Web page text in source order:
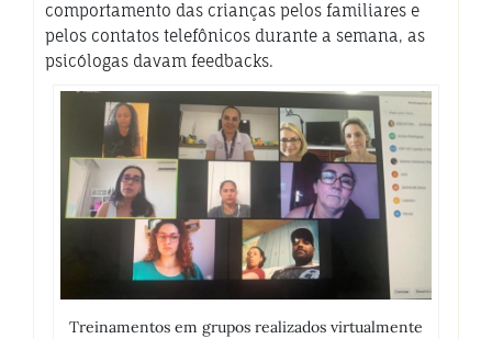
comportamento das crianças pelos familiares e
pelos contatos telefônicos durante a semana, as
psicólogas davam feedbacks.
Treinamentos em grupos realizados virtualmente